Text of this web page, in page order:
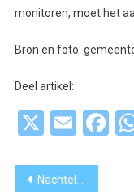
monitoren, moet het
Bron en foto:
Deel artikel:
X
Bericht
Nachtelijke reddingsvlucht uit Oman geland op Schiphol: dit komt er kijken bij een repatriëring